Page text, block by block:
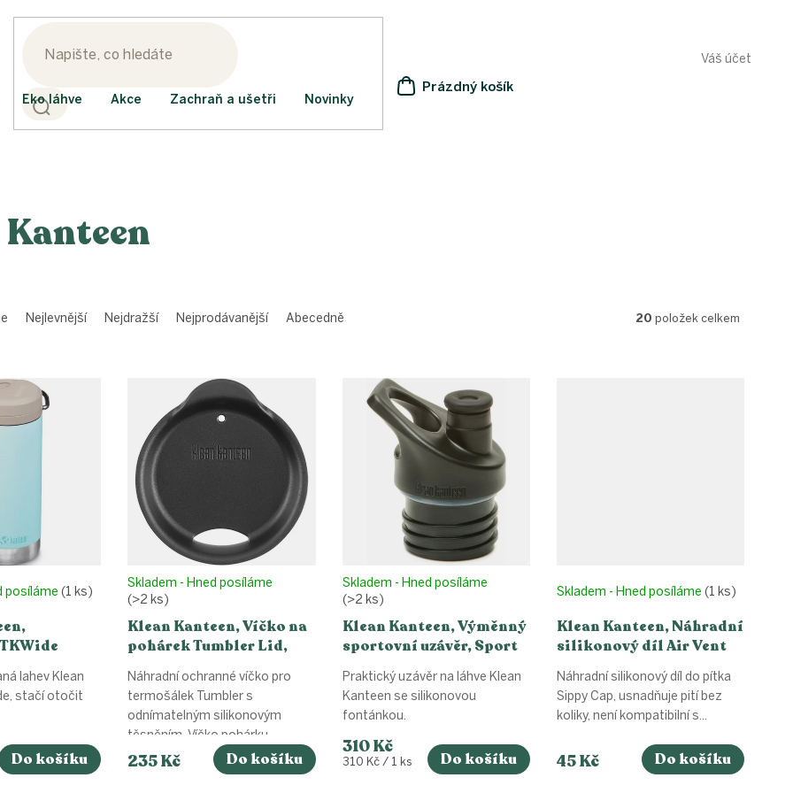
Váš účet
NÁKUPNÍ
Prázdný košík
Eko láhve Akce Zachraň a ušetři Novinky
Nejlevnější Nejdražší Nejprodávanější Abecedně 20 položek celkem
posíláme (1 ks)
Do košíku
lahev Klean
stačí otočit
Klean Kanteen, Víčko na
pohárek Tumbler Lid,
Skladem - Hned posíláme
(>2 ks)
235 Kč Do košíku
Náhradní ochranné víčko pro
termošálek Tumbler s
odnímatelným silikonovým
těsněním. Víčko pohárku...
Klean Kanteen, Výměnný
sportovní uzávěr, Sport
Skladem - Hned posíláme
(>2 ks)
310 Kč
Měrná
310 Kč / 1 ks Do košíku
Praktický uzávěr na láhve Klean
Kanteen se silikonovou
fontánkou.
Klean Kanteen, Náhradní
silikonový díl Air Vent
Skladem - Hned posíláme (1 ks)
45 Kč Do košíku
Náhradní silikonový díl do pítka
Sippy Cap, usnadňuje pití bez
koliky, není kompatibilní s...